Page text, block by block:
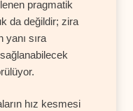
pragmatik
da değildir; zira
yanı sıra
hız kesmesi